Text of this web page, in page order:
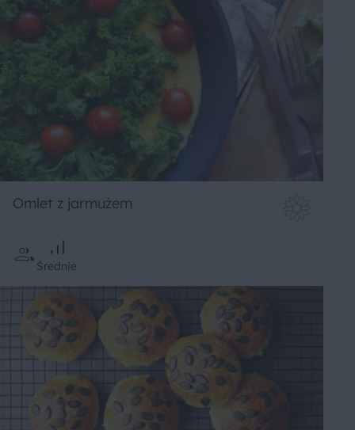
Omlet z jarmużem
Średnie